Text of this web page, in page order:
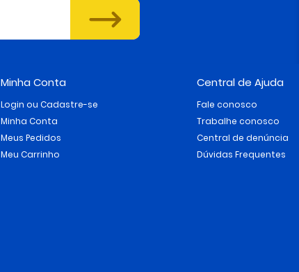
Minha Conta
Login ou Cadastre-se
Minha Conta
Meus Pedidos
Meu Carrinho
Central de Ajuda
Fale conosco
Trabalhe conosco
Central de denúncia
Dúvidas Frequentes